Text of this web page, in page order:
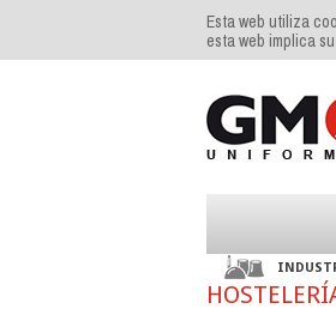
Esta web utiliza
esta web implica